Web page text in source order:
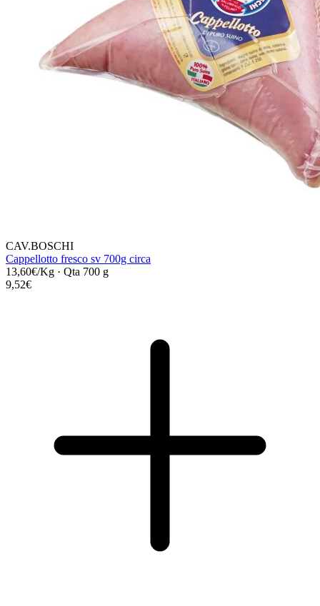
CAV.BOSCHI
Cappellotto fresco sv 700g circa
13,60€/Kg · Qta 700 g
9,52€